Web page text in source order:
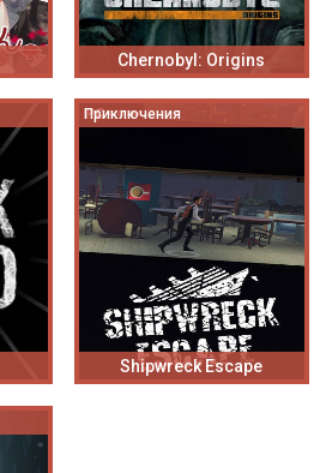
Chernobyl: Origins
Приключения
Shipwreck Escape